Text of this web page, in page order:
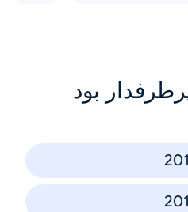
بود